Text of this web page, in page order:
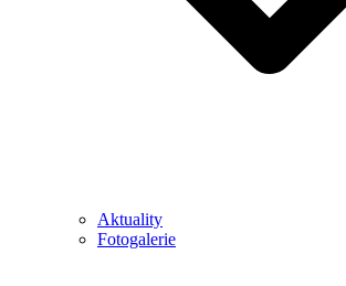
Aktuality
Fotogalerie